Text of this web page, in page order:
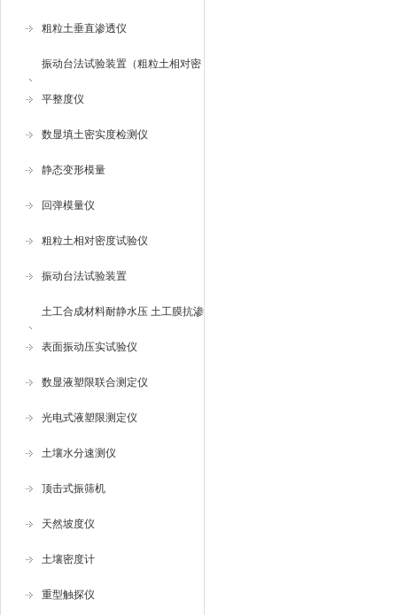
粗粒土垂直渗透仪
振动台法试验装置（粗粒土相对密
度试验仪 ）
平整度仪
数显填土密实度检测仪
静态变形模量
回弹模量仪
粗粒土相对密度试验仪
振动台法试验装置
土工合成材料耐静水压 土工膜抗渗
仪
表面振动压实试验仪
数显液塑限联合测定仪
光电式液塑限测定仪
土壤水分速测仪
顶击式振筛机
天然坡度仪
土壤密度计
重型触探仪